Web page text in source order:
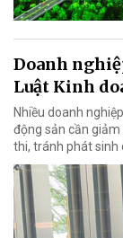
Doanh
Luật Kinh
Nhiều doanh
động sản cần
thi, tránh phát sinh